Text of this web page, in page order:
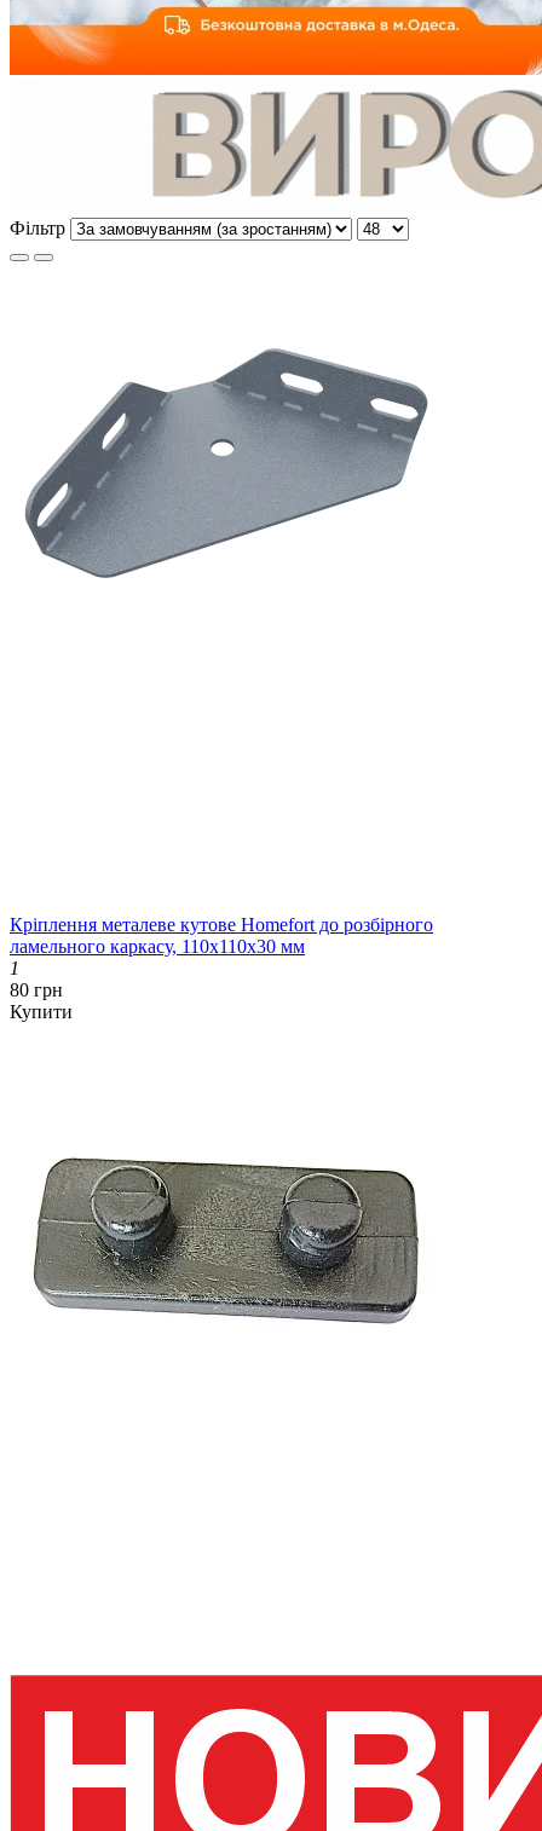
Фільтр
Кріплення металеве кутове Homefort до розбірного
ламельного каркасу, 110х110х30 мм
1
80 грн
Купити